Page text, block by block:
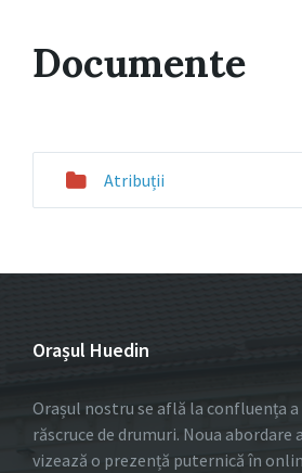
Documente
Atribuții
Orașul Huedin
Orașul nostru se află la confluența
răscruce de drumuri. Noua abordare
vizează o prezență puternică în